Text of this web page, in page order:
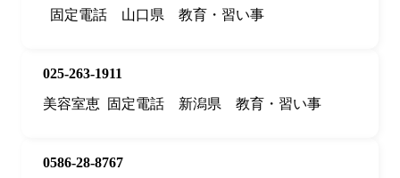
固定電話
山口県 教育・習い事
025-263-1911
美容室恵 固定電話 新潟県 教育・習い事
0586-28-8767